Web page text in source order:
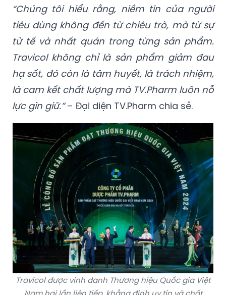
“Chúng tôi hiểu rằng, niềm tin của người
tiêu dùng không đến từ chiêu trò, mà từ sự
tử tế và nhất quán trong từng sản phẩm.
Travicol không chỉ là sản phẩm giảm đau
hạ sốt, đó còn là tâm huyết, là trách nhiệm,
là cam kết chất lượng mà TV.Pharm luôn nỗ
lực gìn giữ.”– Đại diện TV.Pharm chia sẻ.
Travicol được vinh danh Thương hiệu Quốc gia Việt